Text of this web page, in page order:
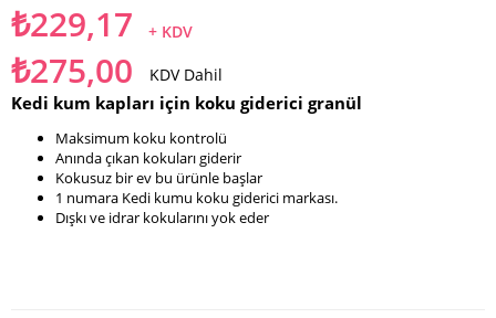
₺229,17 + KDV
KDV Dahil
₺275,00
Kedi kum kapları için koku giderici granül
Maksimum koku kontrolü
Anında çıkan kokuları giderir
Kokusuz bir ev bu ürünle başlar
1 numara Kedi kumu koku giderici markası.
Dışkı ve idrar kokularını yok eder